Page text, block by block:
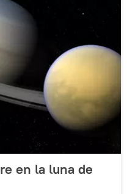
en la luna de